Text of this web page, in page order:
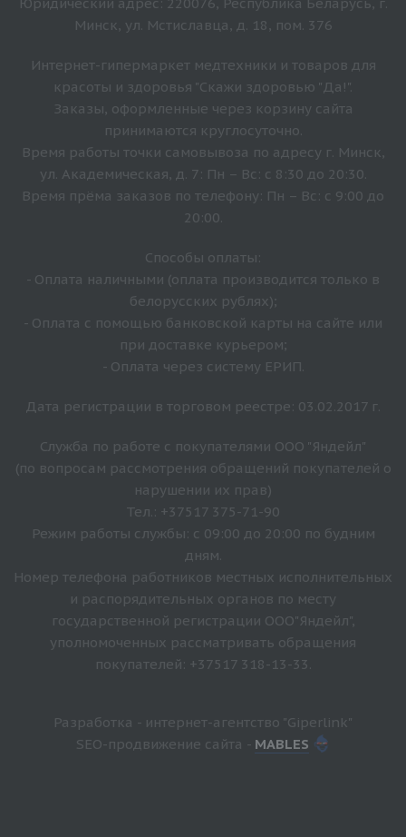
Юридический адрес: 220076, Республика Беларусь, г.
Минск, ул. Мстиславца, д. 18, пом. 376
Интернет-гипермаркет медтехники и товаров для
красоты и здоровья "Скажи здоровью "Да!".
Заказы, оформленные через корзину сайта
принимаются круглосуточно.
Время работы точки самовывоза по адресу г. Минск,
ул. Академическая, д. 7: Пн – Вс: с 8:30 до 20:30.
Время прёма заказов по телефону: Пн – Вс: с 9:00 до
20:00.
Способы оплаты:
- Оплата наличными (оплата производится только в
белорусских рублях);
- Оплата с помощью банковской карты на сайте или
при доставке курьером;
- Оплата через систему ЕРИП.
Дата регистрации в торговом реестре: 03.02.2017 г.
Служба по работе с покупателями ООО "Яндейл"
(по вопросам рассмотрения обращений покупателей о
нарушении их прав)
Тел.: +37517 375-71-90
Режим работы службы: с 09:00 до 20:00 по будним
дням.
Номер телефона работников местных исполнительных
и распорядительных органов по месту
государственной регистрации ООО"Яндейл",
уполномоченных рассматривать обращения
покупателей: +37517 318-13-33.
Разработка - интернет-агентство "Giperlink"
SEO-продвижение сайта - MABLES